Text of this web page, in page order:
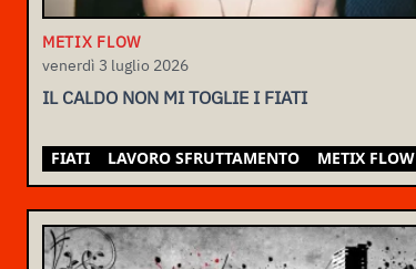
METIX FLOW
venerdì 3 luglio 2026
IL CALDO NON MI TOGLIE I FIATI
FIATI LAVORO SFRUTTAMENTO METIX FLOW